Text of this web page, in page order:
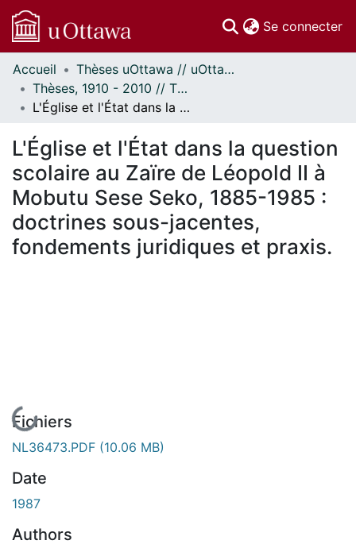
Se connecter
Communautés
et collections
Parcourir
Statistiques
À propos
Accueil
Thèses uOttawa // uOttawa Theses
Thèses, 1910 - 2010 // Theses, 1910 - 2010
L'Église et l'État dans la question scolaire au Zaïre de Léopold II à Mobutu Sese Seko, 1885-1985 : doctrines sous-jacentes, fondements juridiques et praxis.
L'Église et l'État dans la question
scolaire au Zaïre de Léopold II à
Mobutu Sese Seko, 1885-1985 :
doctrines sous-jacentes,
fondements juridiques et praxis.
En cours de chargement...
Fichiers
NL36473.PDF (10.06 MB)
Date
1987
Authors